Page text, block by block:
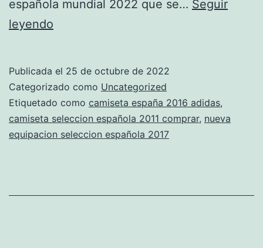
española mundial 2022 que se… Seguir
leyendo
espaa
Publicada el 25 de octubre de 2022
Categorizado como Uncategorized
Etiquetado como camiseta españa 2016 adidas,
camiseta seleccion española 2011 comprar, nueva
equipacion seleccion española 2017